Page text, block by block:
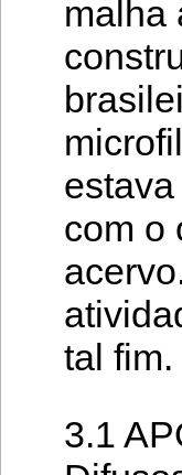
malha
com o
tal fim.
3.1